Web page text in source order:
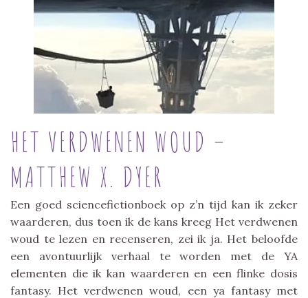
HET VERDWENEN WOUD –
MATTHEW X. DYER
Een goed sciencefictionboek op z’n tijd kan ik zeker
waarderen, dus toen ik de kans kreeg Het verdwenen
woud te lezen en recenseren, zei ik ja. Het beloofde
een avontuurlijk verhaal te worden met de YA
elementen die ik kan waarderen en een flinke dosis
fantasy. Het verdwenen woud, een ya fantasy met